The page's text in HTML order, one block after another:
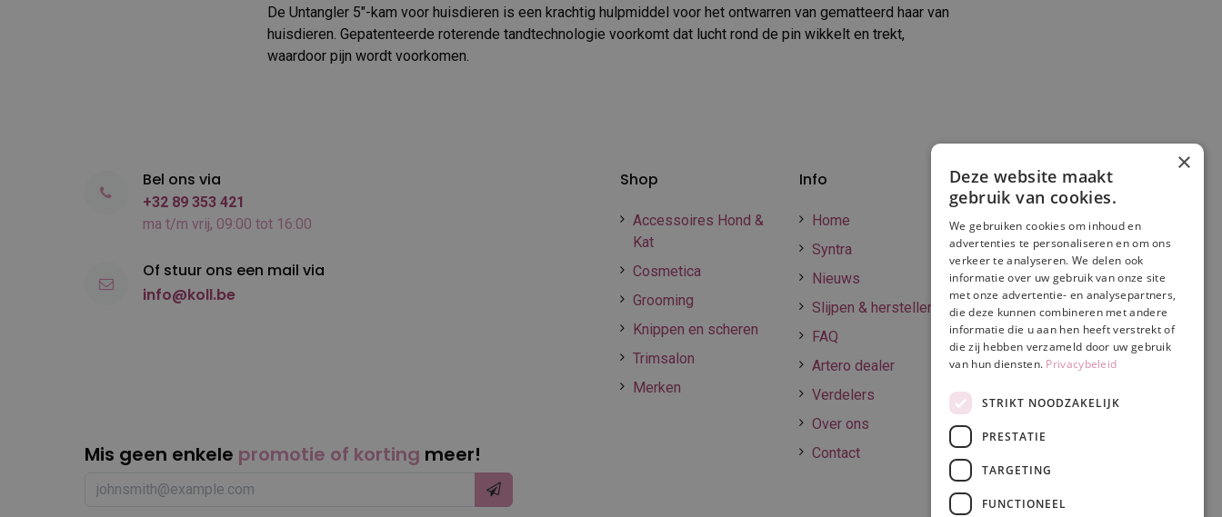
De Untangler 5"-kam voor huisdieren is een krachtig hulpmiddel voor het ontwarren van gematteerd haar van
huisdieren. Gepatenteerde roterende tandtechnologie voorkomt dat lucht rond de pin wikkelt en trekt,
waardoor pijn wordt voorkomen.
Info
Home
Syntra
Nieuws
Slijpen & herstellen
FAQ
Artero dealer
Verdelers
Over ons
Contact
Shop
Accessoires Hond &
Kat
Cosmetica
Grooming
Knippen en scheren
Trimsalon
Merken
Verzenden en
betalen
Online betalen
Retourneren
Algemene
voorwaarden
Privacy & Cookie
policy
Disclaimer
Mis geen enkele promotie of korting meer!
Bel ons via
+32 89 353 421
ma t/m vrij, 09:00 tot 16:00
Of stuur ons een mail via
info@koll.be
×
Deze website maakt
gebruik van cookies.
We gebruiken cookies om inhoud en
advertenties te personaliseren en om ons
verkeer te analyseren. We delen ook
informatie over uw gebruik van onze site
met onze advertentie- en analysepartners,
die deze kunnen combineren met andere
informatie die u aan hen heeft verstrekt of
die zij hebben verzameld door uw gebruik
van hun diensten. Privacybeleid
STRIKT NOODZAKELIJK
PRESTATIE
TARGETING
FUNCTIONEEL